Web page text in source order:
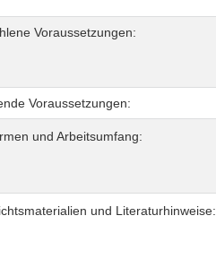
Voraussetzungen:
Voraussetzungen:
und Arbeitsumfang:
und Literaturhinweise: